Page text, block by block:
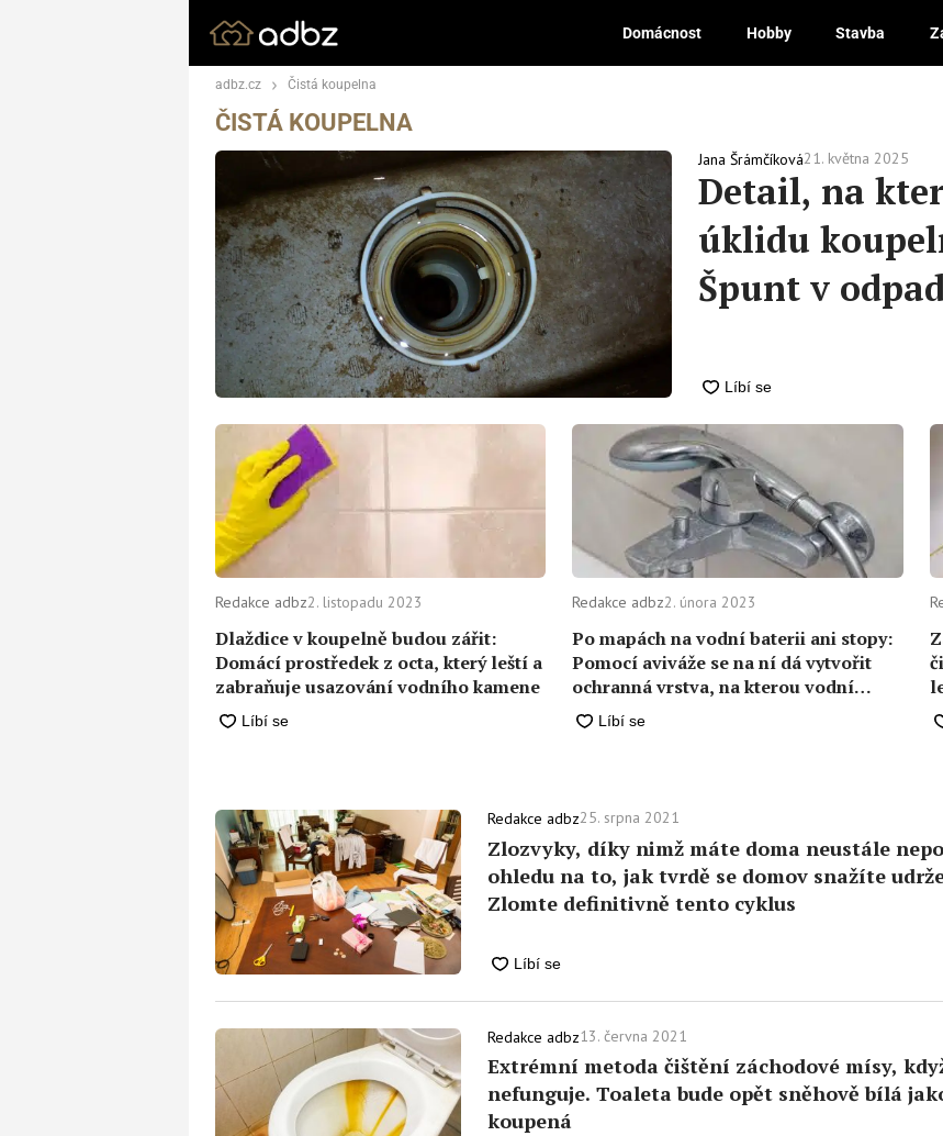
Domácnost Hobby Stavba
adbz.cz Čistá koupelna
ČISTÁ KOUPELNA
Jana Šrámčíková21. května 2025
Detail, na
úklidu
Špunt v
Dlaždice v koupelně budou zářit:
Domácí prostředek z octa, který leští a
zabraňuje usazování vodního kamene
Redakce adbz2. listopadu 2023
Po mapách na vodní baterii ani stopy:
Pomocí aviváže se na ní dá vytvořit
ochranná vrstva, na kterou vodní
kámen nemůže
Redakce adbz2. února 2023
Redakce adbz25. srpna 2021
Zlozvyky, díky nimž máte doma neustále
ohledu na to, jak tvrdě se domov snažíte
Zlomte definitivně tento cyklus
Redakce adbz13. června 2021
Extrémní metoda čištění záchodové mísy,
nefunguje. Toaleta bude opět sněhově bílá
koupená